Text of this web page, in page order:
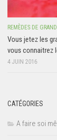
REMÈDES DE
Vous jetez les
vous connaitrez
4 JUIN 2016
CATÉGORIES
A faire soi